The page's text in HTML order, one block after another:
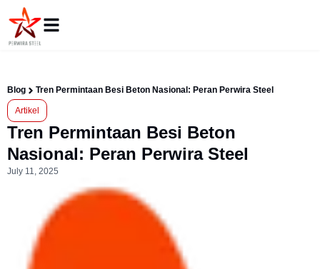
Blog Tren Permintaan Besi Beton Nasional: Peran Perwira Steel
Artikel
Tren Permintaan Besi Beton
Nasional: Peran Perwira Steel
July 11, 2025